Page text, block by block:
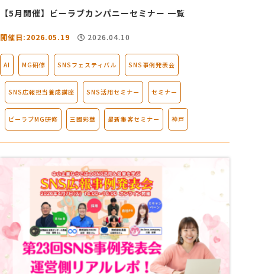
アクセス
採用情報
お問い合わせ
【5月開催】ビーラブカンパニーセミナー 一覧
開催日:2026.05.19 2026.04.10
AI MG研修 SNSフェスティバル SNS事例発表会
SNS広報担当養成講座 SNS活用セミナー セミナー
ビーラブMG研修 三國彩華 最新集客セミナー 神戸